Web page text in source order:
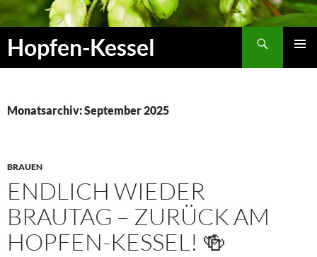
Zum
Inhalt
springen
Hopfen-Kessel
Monatsarchiv: September 2025
BRAUEN
ENDLICH WIEDER
BRAUTAG – ZURÜCK AM
HOPFEN-KESSEL! 🍻